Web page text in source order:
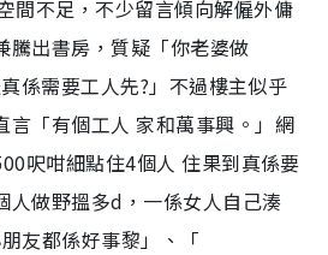
間不足，不少留言傾向解僱外傭
騰出書房，質疑「你老婆做
係需要工人先?」不過樓主似乎
言「有個工人 家和萬事興。」網
呎咁細點住4個人 住果到真係要
人做野搵多d，一係女人自己湊
友都係好事黎」、「